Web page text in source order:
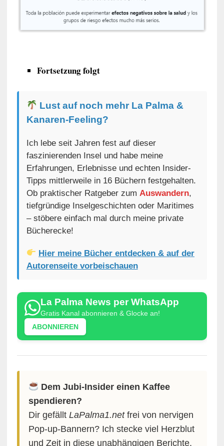
Fortsetzung folgt
Lust auf noch mehr La Palma &
Kanaren-Feeling?
Ich lebe seit Jahren fest auf dieser
faszinierenden Insel und habe meine
Erfahrungen, Erlebnisse und echten Insider-
Tipps mittlerweile in 16 Büchern festgehalten.
Ob praktischer Ratgeber zum Auswandern,
tiefgründige Inselgeschichten oder Maritimes
– stöbere einfach mal durch meine private
Bücherecke!
Hier meine Bücher entdecken & auf der
Autorenseite vorbeischauen
La Palma News per WhatsApp
Gratis Kanal abonnieren & Glocke an!
ABONNIEREN
Dem Jubi-Insider einen Kaffee
spendieren?
Dir gefällt LaPalma1.netfrei von nervigen
Pop-up-Bannern? Ich stecke viel Herzblut
und Zeit in diese unabhängigen Berichte.